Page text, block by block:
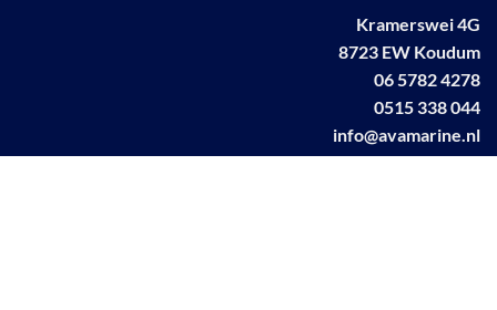
Kramerswei 4G
8723 EW Koudum
06 5782 4278
0515 338 044
info@avamarine.nl